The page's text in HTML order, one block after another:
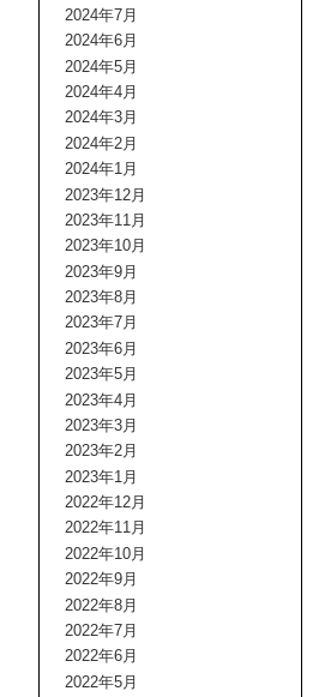
2024年7月
2024年6月
2024年5月
2024年4月
2024年3月
2024年2月
2024年1月
2023年12月
2023年11月
2023年10月
2023年9月
2023年8月
2023年7月
2023年6月
2023年5月
2023年4月
2023年3月
2023年2月
2023年1月
2022年12月
2022年11月
2022年10月
2022年9月
2022年8月
2022年7月
2022年6月
2022年5月